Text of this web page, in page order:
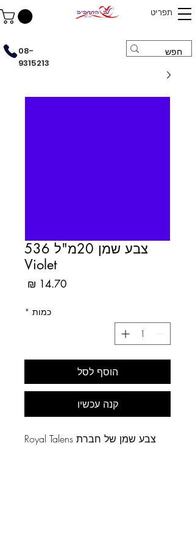
תפריט
08-
9315213
צבע שמן 20מ"ל 536
Violet
כמות *
הוסף לסל
קנה עכשיו
צבע שמן של חברת Royal Talens